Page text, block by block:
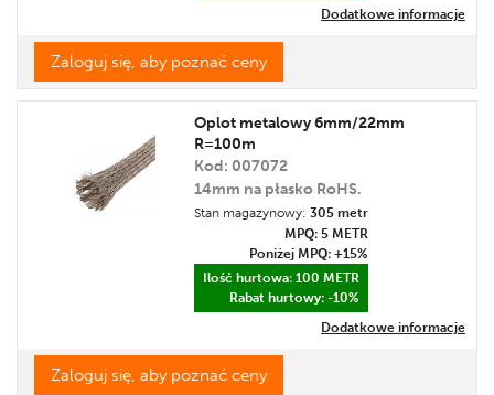
Dodatkowe informacje
Zaloguj się, aby poznać ceny
Oplot metalowy 6mm/22mm
R=100m
Kod: 007072
14mm na płasko RoHS.
Stan magazynowy: 305 metr
MPQ: 5 METR
Poniżej MPQ: +15%
Ilość hurtowa: 100 METR
Rabat hurtowy: -10%
Dodatkowe informacje
Zaloguj się, aby poznać ceny